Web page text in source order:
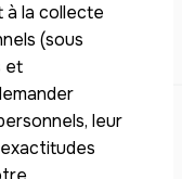
la collecte
(sous
et
leur